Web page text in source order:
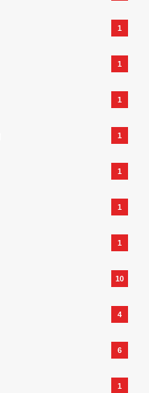
1
1
1
1
1
1
1
10
4
6
1